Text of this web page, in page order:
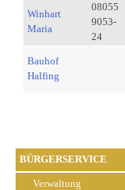
BÜRGERSERVICE
Verwaltung
Winhart
Maria
08055
9053-
24
Bauhof
Halfing